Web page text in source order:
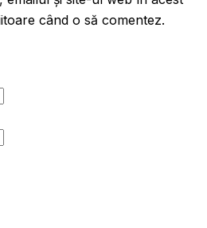
când o să comentez.